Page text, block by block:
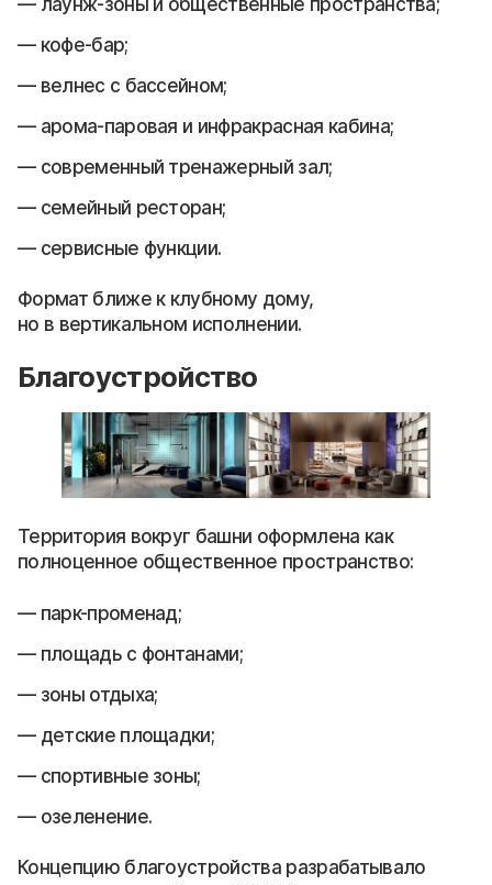
кофе-бар;
велнес с бассейном;
арома-паровая и инфракрасная кабина;
современный тренажерный зал;
семейный ресторан;
сервисные функции.
Формат ближе к клубному дому,
но в вертикальном исполнении.
Благоустройство
Территория вокруг башни оформлена как
полноценное общественное пространство:
парк-променад;
площадь с фонтанами;
зоны отдыха;
детские площадки;
спортивные зоны;
озеленение.
Концепцию благоустройства разрабатывало